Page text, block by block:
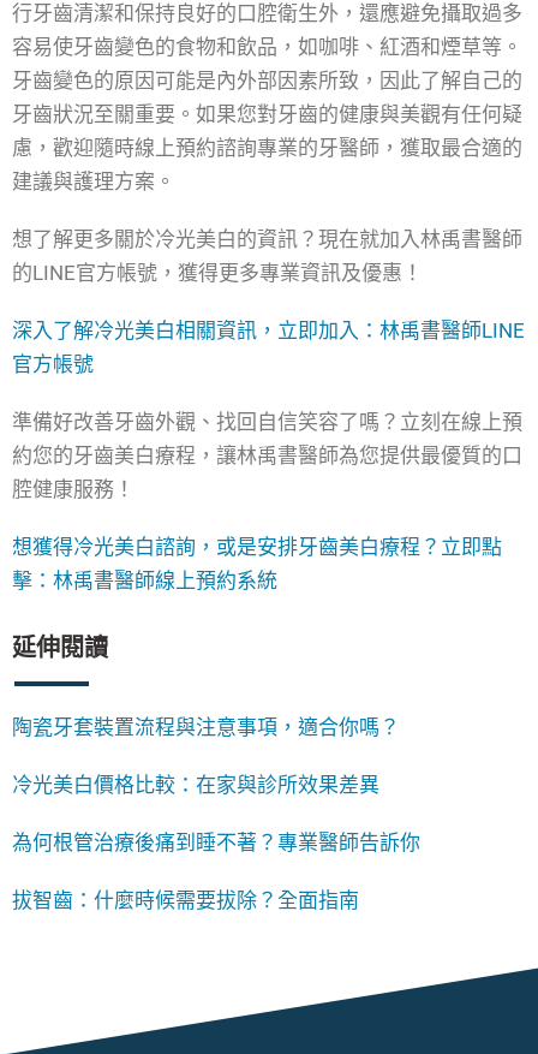
行牙齒清潔和保持良好的口腔衛生外，還應避免攝取過多
容易使牙齒變色的食物和飲品，如咖啡、紅酒和煙草等。
牙齒變色的原因可能是內外部因素所致，因此了解自己的
牙齒狀況至關重要。如果您對牙齒的健康與美觀有任何疑
慮，歡迎隨時線上預約諮詢專業的牙醫師，獲取最合適的
建議與護理方案。
想了解更多關於冷光美白的資訊？現在就加入林禹書醫師
的LINE官方帳號，獲得更多專業資訊及優惠！
深入了解冷光美白相關資訊，立即加入：林禹書醫師LINE
官方帳號
準備好改善牙齒外觀、找回自信笑容了嗎？立刻在線上預
約您的牙齒美白療程，讓林禹書醫師為您提供最優質的口
腔健康服務！
想獲得冷光美白諮詢，或是安排牙齒美白療程？立即點
擊：林禹書醫師線上預約系統
延伸閱讀
陶瓷牙套裝置流程與注意事項，適合你嗎？
冷光美白價格比較：在家與診所效果差異
為何根管治療後痛到睡不著？專業醫師告訴你
拔智齒：什麼時候需要拔除？全面指南